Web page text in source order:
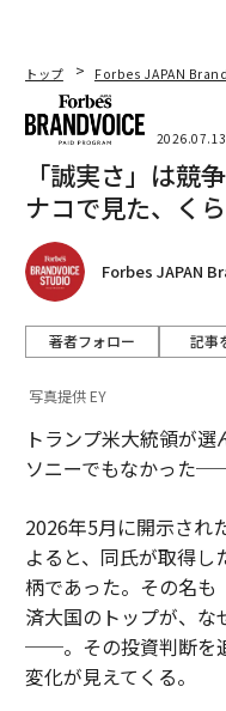
トップ Forbes JAPAN
「誠実さ」は
ナコで見た、く
Forbes JAPAN
著者フォロー 記事
写真提供 EY
トランプ米大統領が
ソニーでもなかった
2026年5月に開示され
よると、同氏が取得
柄であった。その名も
済大国のトップが、な
──。その投資判断を
変化が見えてくる。